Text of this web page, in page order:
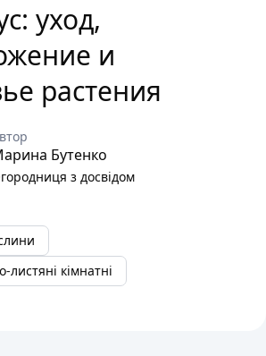
уход,
и
растения
Бутенко
з досвідом
листяні кімнатні